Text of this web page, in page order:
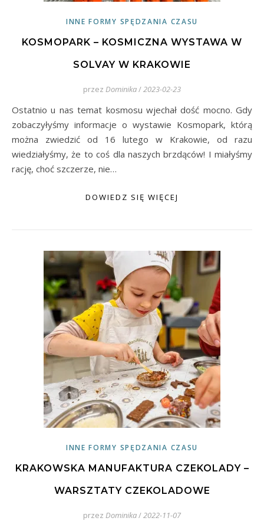
INNE FORMY SPĘDZANIA CZASU
KOSMOPARK – KOSMICZNA WYSTAWA W
SOLVAY W KRAKOWIE
przez Dominika/2023-02-23
Ostatnio u nas temat kosmosu wjechał dość mocno. Gdy
zobaczyłyśmy informacje o wystawie Kosmopark, którą
można zwiedzić od 16 lutego w Krakowie, od razu
wiedziałyśmy, że to coś dla naszych brzdąców! I miałyśmy
rację, choć szczerze, nie…
DOWIEDZ SIĘ WIĘCEJ
INNE FORMY SPĘDZANIA CZASU
KRAKOWSKA MANUFAKTURA CZEKOLADY –
WARSZTATY CZEKOLADOWE
przez Dominika/2022-11-07